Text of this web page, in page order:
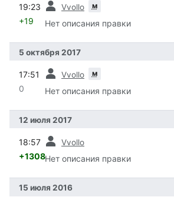
19:23 Vvollo м
+19 Нет описания правки
5 октября 2017
17:51 Vvollo м
0 Нет описания правки
12 июля 2017
18:57 Vvollo
+1308Нет описания правки
15 июля 2016